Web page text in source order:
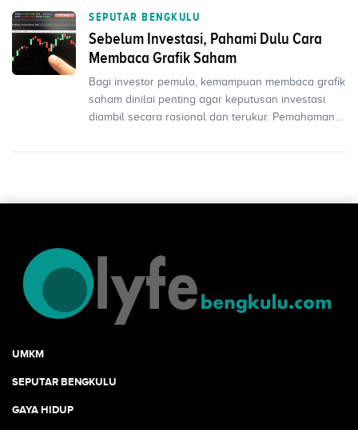
SEPUTAR BENGKULU
Sebelum Investasi, Pahami Dulu Cara
Membaca Grafik Saham
Bagi investor pemula, kemampuan membaca grafik
saham dinilai penting agar keputusan investasi
diambil secara rasional dan terukur. Pemahaman
UMKM
SEPUTAR BENGKULU
GAYA HIDUP